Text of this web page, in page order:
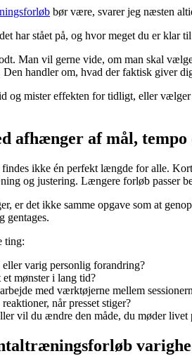
bør være, svarer jeg næsten
har stået på, og hvor meget du er klar
Man vil gerne vide, om man skal
handler om, hvad der faktisk giver
og mister effekten for tidligt, eller
af mål, tempo
ikke én perfekt længde for alle.
og justering. Længere forløb passer
er det ikke samme opgave som at
gentages.
ting:
varig personlig forandring?
mønster i lang tid?
med værktøjerne mellem
når presset stiger?
vil du ændre den måde, du møder livet